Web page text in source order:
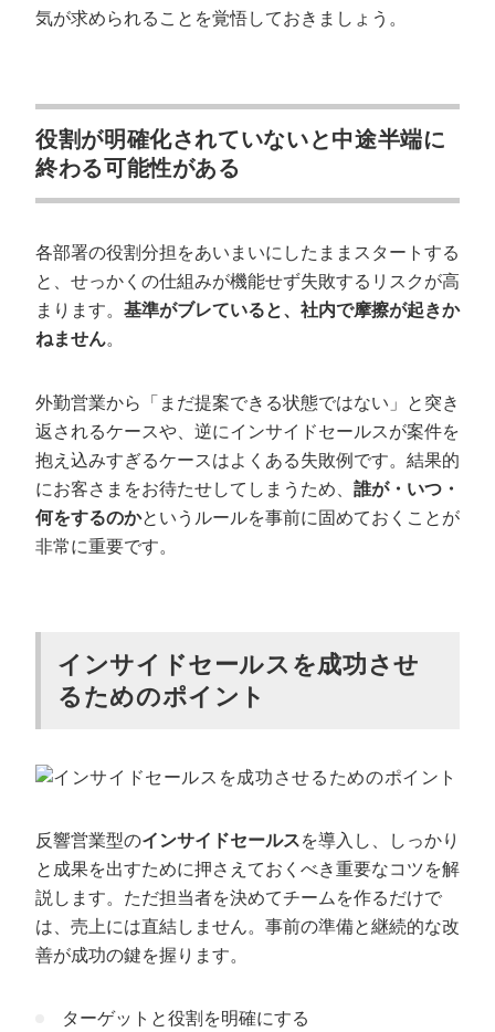
気が求められることを覚悟しておきましょう。
役割が明確化されていないと中途半端に
終わる可能性がある
各部署の役割分担をあいまいにしたままスタートする
と、せっかくの仕組みが機能せず失敗するリスクが高
まります。 基準がブレていると、社内で摩擦が起きか
ねません。
外勤営業から「まだ提案できる状態ではない」と突き
返されるケースや、逆にインサイドセールスが案件を
抱え込みすぎるケースはよくある失敗例です。結果的
にお客さまをお待たせしてしまうため、 誰が・いつ・
何をするのかというルールを事前に固めておくことが
非常に重要です。
インサイドセールスを成功させ
るためのポイント
反響営業型のインサイドセールスを導入し、しっかり
と成果を出すために押さえておくべき重要なコツを解
説します。ただ担当者を決めてチームを作るだけで
は、売上には直結しません。事前の準備と継続的な改
善が成功の鍵を握ります。
ターゲットと役割を明確にする